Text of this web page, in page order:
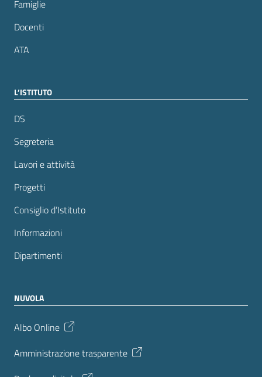
Famiglie
Docenti
ATA
L’ISTITUTO
DS
Segreteria
Lavori e attività
Progetti
Consiglio d’Istituto
Informazioni
Dipartimenti
NUVOLA
Albo Online
Amministrazione trasparente